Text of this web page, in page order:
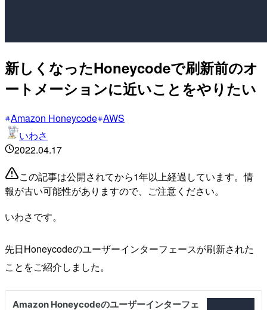
新しくなったHoneycodeで刷新前のオ
ートメーションに近いことをやりたい
Amazon Honeycode AWS
いわさ
2022.04.17
この記事は公開されてから1年以上経過しています。情
報が古い可能性がありますので、ご注意ください。
いわさです。
先日Honeycodeのユーザーインターフェースが刷新された
ことをご紹介しました。